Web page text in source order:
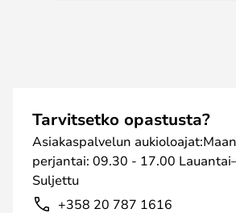
Tarvitsetko opastusta?
Asiakaspalvelun
perjantai: 09.30 - 17.00
Suljettu
+358 20 787 1616